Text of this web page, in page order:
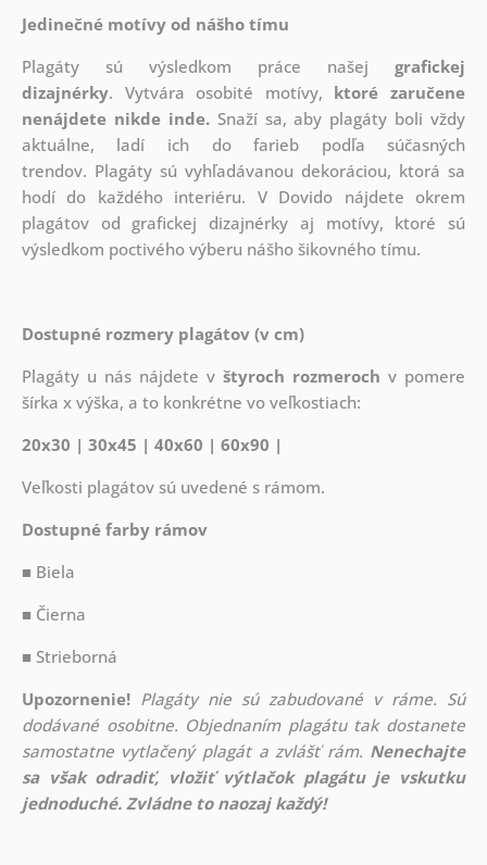
Jedinečné motívy od nášho tímu
Plagáty sú výsledkom práce našejgrafickej
dizajnérky. Vytvára osobité motívy, ktoré zaručene
nenájdete nikde inde.Snaží sa, aby plagáty boli vždy
aktuálne, ladí ich do farieb podľa súčasných
trendov. Plagáty sú vyhľadávanou dekoráciou, ktorá sa
hodí do každého interiéru. V Dovido nájdete okrem
plagátov od grafickej dizajnérky aj motívy, ktoré sú
výsledkom poctivého výberu nášho šikovného tímu.
Dostupné rozmery plagátov (v cm)
Plagáty u nás nájdete vštyroch rozmeroch v pomere
šírka x výška, a to konkrétne vo veľkostiach:
20x30 | 30x45 | 40x60 | 60x90 |
Veľkosti plagátov sú uvedené s rámom.
Dostupné farby rámov
■ Biela
■ Čierna
■ Strieborná
Upozornenie! Plagáty nie sú zabudované v ráme. Sú
dodávané osobitne. Objednaním plagátu tak dostanete
samostatne vytlačený plagát a zvlášť rám. Nenechajte
sa však odradiť, vložiť výtlačok plagátu je vskutku
jednoduché. Zvládne to naozaj každý!